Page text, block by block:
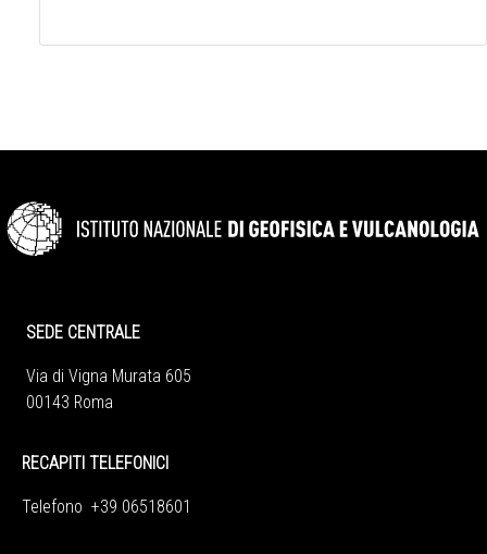
SEDE CENTRALE
Via di Vigna Murata 605
00143 Roma
RECAPITI TELEFONICI
Telefono +39 06518601